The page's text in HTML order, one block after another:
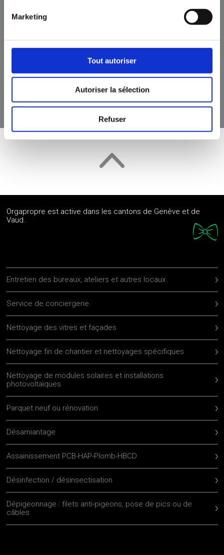
Marketing
Tout autoriser
Autoriser la sélection
Refuser
Coordination avec les bureau d’expertise
Mise en place de confinements et travail en zone
confinée
Assainissement sur site ou dans notre station fixe
Mise en fûts étanches
Orgapropre est active dans les cantons de Genève et de
Vaud.
Entretien des bureaux, ateliers et autres locaux
Service de conciergerie
Nettoyage des vitres et façades
Nettoyage fin de chantier et nettoyages spécifiques
Nettoyage de modules solaires et installations
photovoltaïques
Parquet neuf ou rénovation
Désamiantage
Assainissement PCB-HAP-Plomb-HBCD
Désinfection / désinsectisation
Dépigeonnage : filets anti-pigeons, pose de pics ou de
câbles